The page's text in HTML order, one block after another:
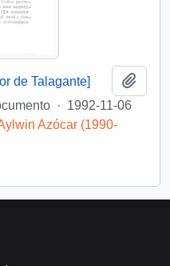
de Talagante]
· 1992-11-06
Azócar (1990-